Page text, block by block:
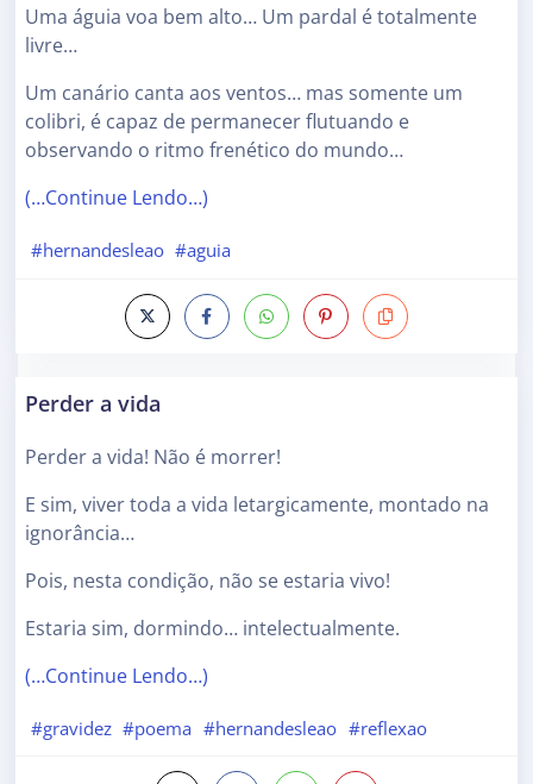
Uma águia voa bem alto… Um pardal é totalmente
livre…
Um canário canta aos ventos… mas somente um
colibri, é capaz de permanecer flutuando e
observando o ritmo frenético do mundo…
(…Continue Lendo…)
#hernandesleao #aguia
Perder a vida
Perder a vida! Não é morrer!
E sim, viver toda a vida letargicamente, montado na
ignorância…
Pois, nesta condição, não se estaria vivo!
Estaria sim, dormindo… intelectualmente.
(…Continue Lendo…)
#gravidez #poema #hernandesleao #reflexao